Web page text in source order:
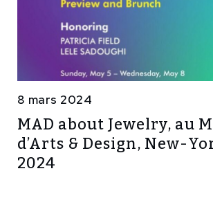
8 mars 2024
MAD about Jewelry, au
d’Arts & Design, New-
2024